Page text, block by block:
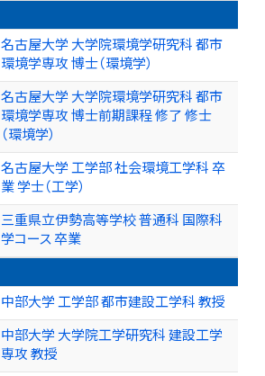
名古屋大学 大学院環境学研究科 都市
環境学専攻 博士（環境学）
名古屋大学 大学院環境学研究科 都市
環境学専攻 博士前期課程 修了 修士
（環境学）
名古屋大学 工学部 社会環境工学科 卒
業 学士（工学）
三重県立伊勢高等学校 普通科 国際科
学コース 卒業
中部大学 工学部 都市建設工学科 教授
中部大学 大学院工学研究科 建設工学
専攻 教授